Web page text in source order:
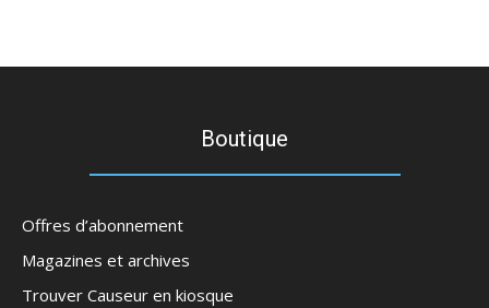
Boutique
Offres d’abonnement
Magazines et archives
Trouver Causeur en kiosque